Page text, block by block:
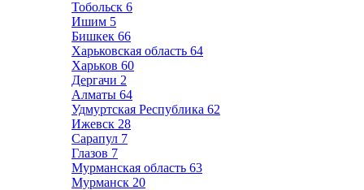
Тобольск 6
Ишим 5
Бишкек 66
Харьковская область 64
Харьков 60
Дергачи 2
Алматы 64
Удмуртская Республика 62
Ижевск 28
Сарапул 7
Глазов 7
Мурманская область 63
Мурманск 20